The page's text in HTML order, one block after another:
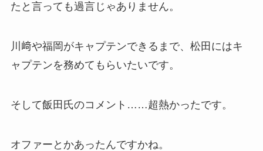
たと言っても過言じゃありません。
川﨑や福岡がキャプテンできるまで、松田にはキ
ャプテンを務めてもらいたいです。
そして飯田氏のコメント……超熱かったです。
オファーとかあったんですかね。